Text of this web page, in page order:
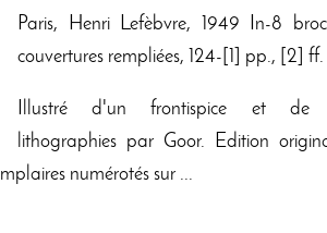
Paris, Henri Lefèbvre, 1949 In-8
couvertures rempliées, 124-[1] pp., [2] ff.
Illustré d'un frontispice et de
lithographies par Goor. Edition
numérotés sur ...